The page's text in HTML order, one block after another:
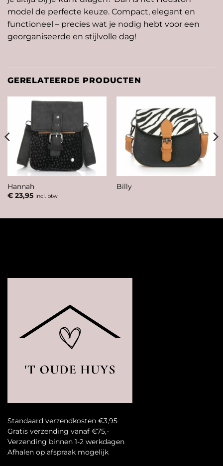
model de perfecte keuze. Compact, elegant en
functioneel – precies wat je nodig hebt voor een
georganiseerde en stijlvolle dag!
GERELATEERDE PRODUCTEN
Hannah
€23,95 incl. btw
Billy
Standaard verzendkosten €3,95
Gratis verzending vanaf €75,-
Verzending binnen 1-2 werkdagen
Afhalen op afspraak mogelijk